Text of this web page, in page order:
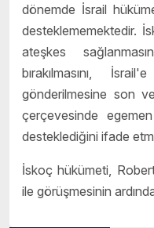
dönemde İsrail
desteklememektedir.
ateşkes
bırakılmasını,
gönderilmesine son
çerçevesinde
desteklediğini ifade
İskoç hükümeti,
ile görüşmesinin